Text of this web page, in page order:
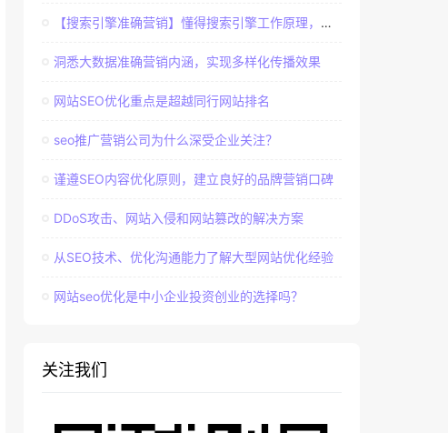
【搜索引擎准确营销】懂得搜索引擎工作原理，建立准确客户群体
洞悉大数据准确营销内涵，实现多样化传播效果
网站SEO优化重点是超越同行网站排名
seo推广营销公司为什么深受企业关注？
谨遵SEO内容优化原则，建立良好的品牌营销口碑
DDoS攻击、网站入侵和网站篡改的解决方案
从SEO技术、优化沟通能力了解大型网站优化经验
网站seo优化是中小企业投资创业的选择吗？
关注我们